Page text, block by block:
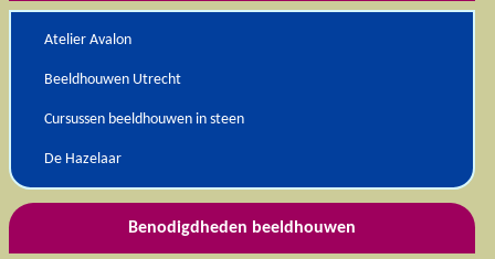
Atelier Avalon
Beeldhouwen Utrecht
Cursussen beeldhouwen in steen
De Hazelaar
Benodigdheden beeldhouwen